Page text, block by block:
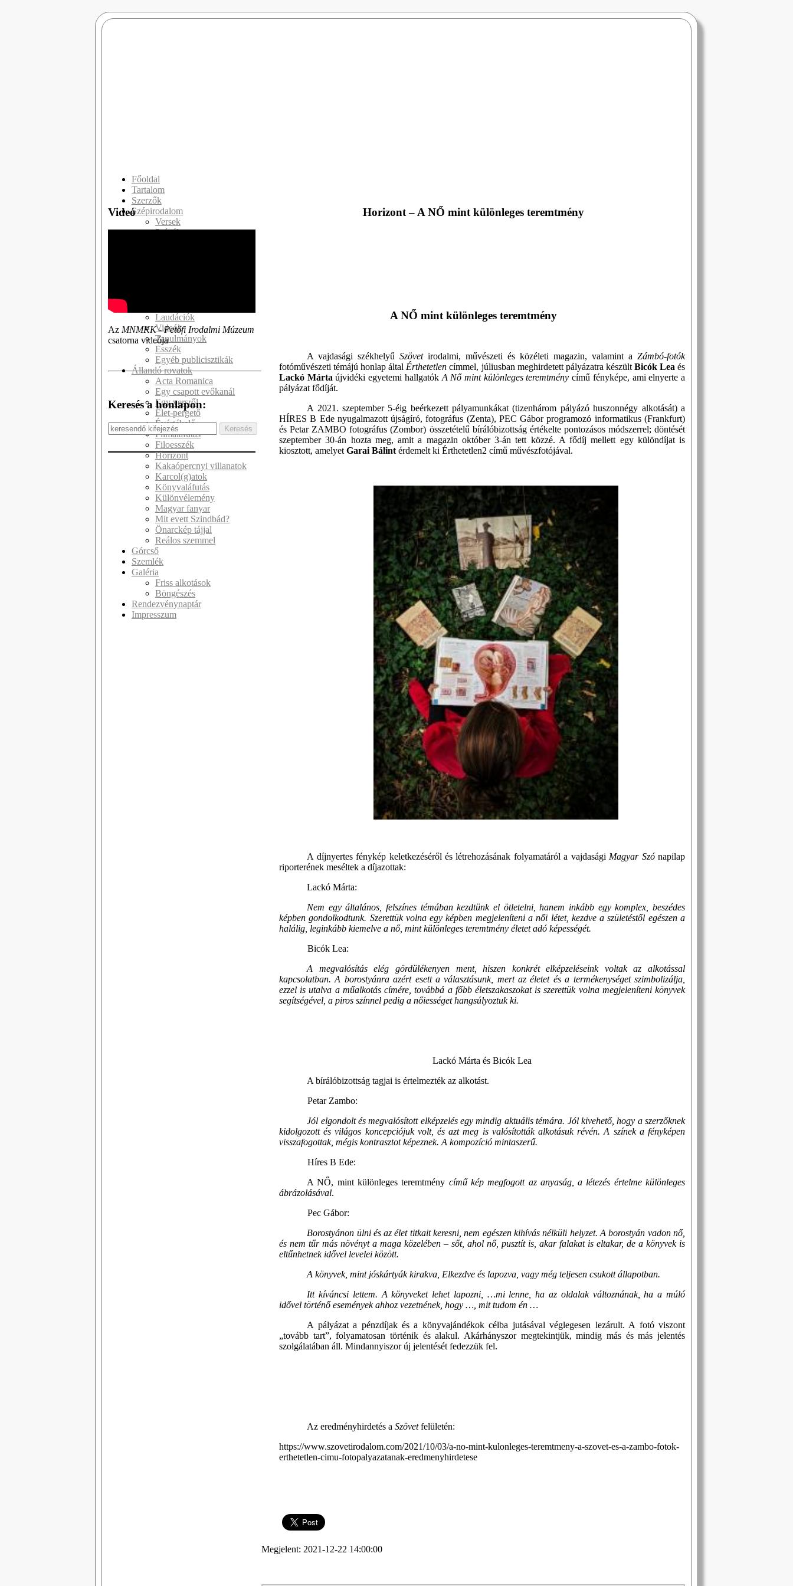
Főoldal
Tartalom
Szerzők
Szépirodalom
Versek
Prózák
Laudációk
Videók
Tanulmányok
Esszék
Egyéb publicisztikák
Állandó rovatok
Acta Romanica
Egy csapott evőkanál
Egy versről
Élet-pergető
Évértékelő
Filmaláfutás
Filoesszék
Horizont
Kakaópercnyi villanatok
Karcol(g)atok
Könyvaláfutás
Különvélemény
Magyar fanyar
Mit evett Szindbád?
Önarckép tájjal
Reálos szemmel
Górcső
Szemlék
Galéria
Friss alkotások
Böngészés
Rendezvénynaptár
Impresszum
Videó
Az MNMKK - Petőfi Irodalmi Múzeum
csatorna videója
Keresés a honlapon:
Horizont – A NŐ mint különleges teremtmény
A NŐ mint különleges teremtmény
A vajdasági székhelyűSzövetirodalmi, művészeti és közéleti magazin, valamint aZámbó-fotók
fotóművészeti témájú honlap általÉrthetetlen címmel, júliusban meghirdetett pályázatra készültBicók Leaés
Lackó Mártaújvidéki egyetemi hallgatókA Nő mint különleges teremtmény című fényképe, ami elnyerte a
pályázat fődíját.
A 2021. szeptember 5-éig beérkezett pályamunkákat (tizenhárom pályázó huszonnégy alkotását) a
HÍRES B Ede nyugalmazott újságíró, fotográfus (Zenta), PEC Gábor programozó informatikus (Frankfurt)
és Petar ZAMBO fotográfus (Zombor) összetételű bírálóbizottság értékelte pontozásos módszerrel; döntését
szeptember 30-án hozta meg, amit a magazin október 3-án tett közzé. A fődíj mellett egy különdíjat is
kiosztott, amelyetGarai Bálintérdemelt ki Érthetetlen2 című művészfotójával.
A díjnyertes fénykép keletkezéséről és létrehozásának folyamatáról a vajdaságiMagyar Szó napilap
riporterének meséltek a díjazottak:
Lackó Márta:
Nem egy általános, felszínes témában kezdtünk el ötletelni, hanem inkább egy komplex, beszédes
képben gondolkodtunk. Szerettük volna egy képben megjeleníteni a női létet, kezdve a születéstől egészen a
halálig, leginkább kiemelve a nő, mint különleges teremtmény életet adó képességét.
Bicók Lea:
A megvalósítás elég gördülékenyen ment, hiszen konkrét elképzeléseink voltak az alkotással
kapcsolatban. A borostyánra azért esett a választásunk, mert az életet és a termékenységet szimbolizálja,
ezzel is utalva a műalkotás címére, továbbá a főbb életszakaszokat is szerettük volna megjeleníteni könyvek
segítségével, a piros színnel pedig a nőiességet hangsúlyoztuk ki.
Lackó Márta és Bicók Lea
A bírálóbizottság tagjai is értelmezték az alkotást.
Petar Zambo:
Jól elgondolt és megvalósított elképzelés egy mindig aktuális témára. Jól kivehető, hogy a szerzőknek
kidolgozott és világos koncepciójuk volt, és azt meg is valósították alkotásuk révén. A színek a fényképen
visszafogottak, mégis kontrasztot képeznek. A kompozíció mintaszerű.
Híres B Ede:
A NŐ, mint különleges teremtmény című kép megfogott az anyaság, a létezés értelme különleges
ábrázolásával.
Pec Gábor:
Borostyánon ülni és az élet titkait keresni, nem egészen kihívás nélküli helyzet. A borostyán vadon nő,
és nem tűr más növényt a maga közelében – sőt, ahol nő, pusztít is, akar falakat is eltakar, de a könyvek is
eltűnhetnek idővel levelei között.
A könyvek, mint jóskártyák kirakva, Elkezdve és lapozva, vagy még teljesen csukott állapotban.
Itt kíváncsi lettem. A könyveket lehet lapozni, …mi lenne, ha az oldalak változnának, ha a múló
idővel történő események ahhoz vezetnének, hogy …, mit tudom én …
A pályázat a pénzdíjak és a könyvajándékok célba jutásával véglegesen lezárult. A fotó viszont
„tovább tart”, folyamatosan történik és alakul. Akárhányszor megtekintjük, mindig más és más jelentés
szolgálatában áll. Mindannyiszor új jelentését fedezzük fel.
Az eredményhirdetés aSzövetfelületén:
https://www.szovetirodalom.com/2021/10/03/a-no-mint-kulonleges-teremtmeny-a-szovet-es-a-zambo-fotok-
erthetetlen-cimu-fotopalyazatanak-eredmenyhirdetese
Megjelent: 2021-12-22 14:00:00